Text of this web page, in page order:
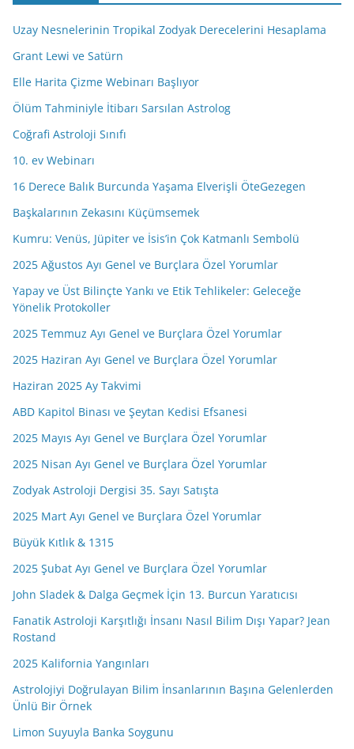
r
e
n
i
Uzay Nesnelerinin Tropikal Zodyak Derecelerini Hesaplama
Grant Lewi ve Satürn
Elle Harita Çizme Webinarı Başlıyor
Ölüm Tahminiyle İtibarı Sarsılan Astrolog
Coğrafi Astroloji Sınıfı
10. ev Webinarı
16 Derece Balık Burcunda Yaşama Elverişli ÖteGezegen
Başkalarının Zekasını Küçümsemek
Kumru: Venüs, Jüpiter ve İsis’in Çok Katmanlı Sembolü
2025 Ağustos Ayı Genel ve Burçlara Özel Yorumlar
Yapay ve Üst Bilinçte Yankı ve Etik Tehlikeler: Geleceğe
Yönelik Protokoller
2025 Temmuz Ayı Genel ve Burçlara Özel Yorumlar
2025 Haziran Ayı Genel ve Burçlara Özel Yorumlar
Haziran 2025 Ay Takvimi
ABD Kapitol Binası ve Şeytan Kedisi Efsanesi
2025 Mayıs Ayı Genel ve Burçlara Özel Yorumlar
2025 Nisan Ayı Genel ve Burçlara Özel Yorumlar
Zodyak Astroloji Dergisi 35. Sayı Satışta
2025 Mart Ayı Genel ve Burçlara Özel Yorumlar
Büyük Kıtlık & 1315
2025 Şubat Ayı Genel ve Burçlara Özel Yorumlar
John Sladek & Dalga Geçmek İçin 13. Burcun Yaratıcısı
Fanatik Astroloji Karşıtlığı İnsanı Nasıl Bilim Dışı Yapar? Jean
Rostand
2025 Kalifornia Yangınları
Astrolojiyi Doğrulayan Bilim İnsanlarının Başına Gelenlerden
Ünlü Bir Örnek
Limon Suyuyla Banka Soygunu